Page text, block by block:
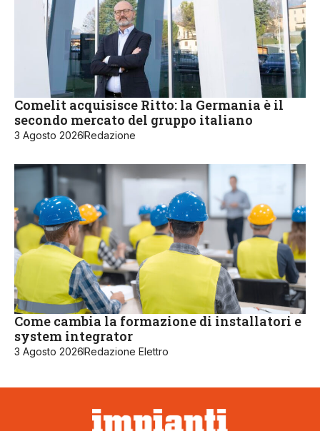
Comelit acquisisce Ritto: la Germania è il
secondo mercato del gruppo italiano
3 Agosto 2026Redazione
Come cambia la formazione di installatori e
system integrator
3 Agosto 2026Redazione Elettro